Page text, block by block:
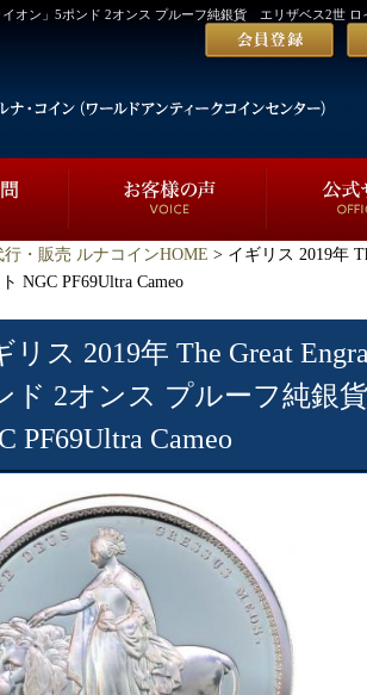
オン」5ポンド 2オンス プルーフ純銀貨 エリザベス2世 ロ
・販売 ルナコインHOME > イギリス 2019年
NGC PF69Ultra Cameo
リス 2019年 The Great
ド 2オンス プルーフ純銀
PF69Ultra Cameo